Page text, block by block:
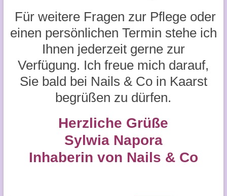
Für weitere Fragen zur Pflege oder
einen persönlichen Termin stehe ich
Ihnen jederzeit gerne zur
Verfügung. Ich freue mich darauf,
Sie bald bei Nails & Co in Kaarst
begrüßen zu dürfen.
Herzliche Grüße
Sylwia Napora
Inhaberin von Nails & Co